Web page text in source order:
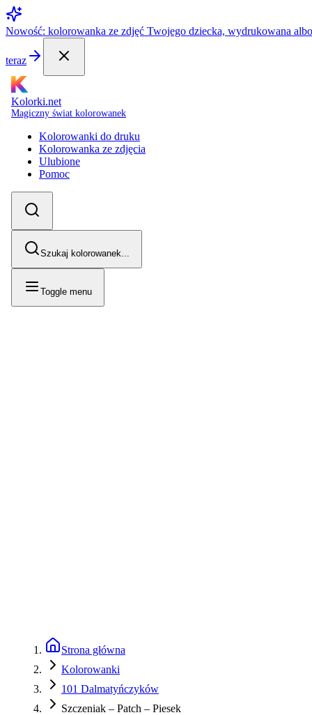
Nowość: kolorowanka ze zdjęć Twojego dziecka, wydrukowana
teraz
Kolorki.net
Magiczny świat kolorowanek
Kolorowanki do druku
Kolorowanka ze zdjęcia
Ulubione
Pomoc
Szukaj kolorowanek...
Toggle menu
Strona główna
Kolorowanki
101 Dalmatyńczyków
Szczeniak – Patch – Piesek